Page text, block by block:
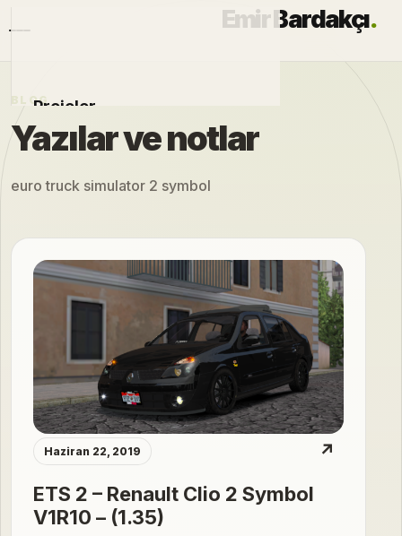
Emir Bardakçı.
Projeler
Otomobiller
Modlar
Hakkımda
Blog
BLOG
Yazılar ve notlar
euro truck simulator 2 symbol
Haziran 22, 2019 ↗
ETS 2 – Renault Clio 2 Symbol
V1R10 – (1.35)